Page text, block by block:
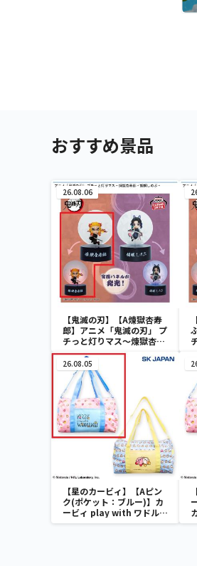
おすすめ景品
26.08.06
【鬼滅の刃】【A煉獄杏寿
郎】アニメ「鬼滅の刃」 プ
チっと灯りマス～煉獄杏寿
郎・胡蝶しのぶ～
26.08.05
【星のカービィ】【Aピン
ク(ポケット：ブルー)】カ
ービィ play with ワドルデ
ィ ボストンバッグ